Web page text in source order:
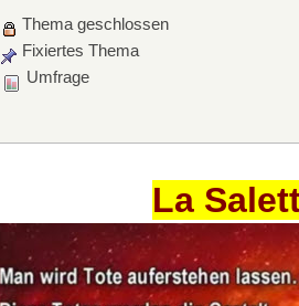
Thema geschlossen
Fixiertes Thema
Umfrage
La